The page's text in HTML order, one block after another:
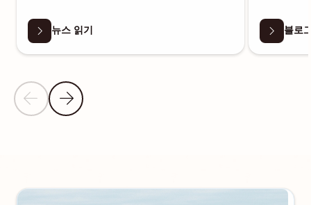
이전 슬라이드다음 슬라이드
뉴스 읽기 블로